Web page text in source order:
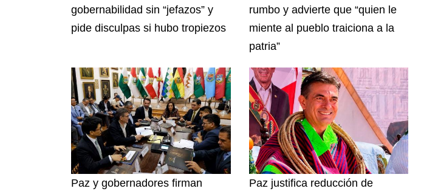
gobernabilidad sin “jefazos” y
pide disculpas si hubo tropiezos
rumbo y advierte que “quien le
miente al pueblo traiciona a la
patria”
Paz y gobernadores firman Paz justifica reducción de